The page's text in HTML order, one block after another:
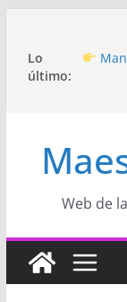
contenido
Lo
último:
Web de